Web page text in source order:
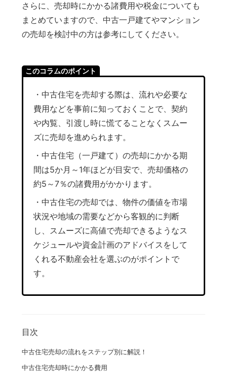
さらに、売却時にかかる諸費用や税金についても
まとめていますので、中古一戸建てやマンション
の売却を検討中の方は参考にしてください。
このコラムのポイント
・中古住宅を売却する際は、流れや必要な
費用などを事前に知っておくことで、契約
や内覧、引渡し時に慌てることなくスムー
ズに売却を進められます。
・中古住宅（一戸建て）の売却にかかる期
間は5か月～1年ほどが目安で、売却価格の
約5～7％の諸費用がかかります。
・中古住宅の売却では、物件の価値を市場
状況や地域の需要などから客観的に判断
し、スムーズに高値で売却できるようなス
ケジュールや資金計画のアドバイスをして
くれる不動産会社を選ぶのがポイントで
す。
目次
中古住宅売却の流れをステップ別に解説！
中古住宅売却時にかかる費用